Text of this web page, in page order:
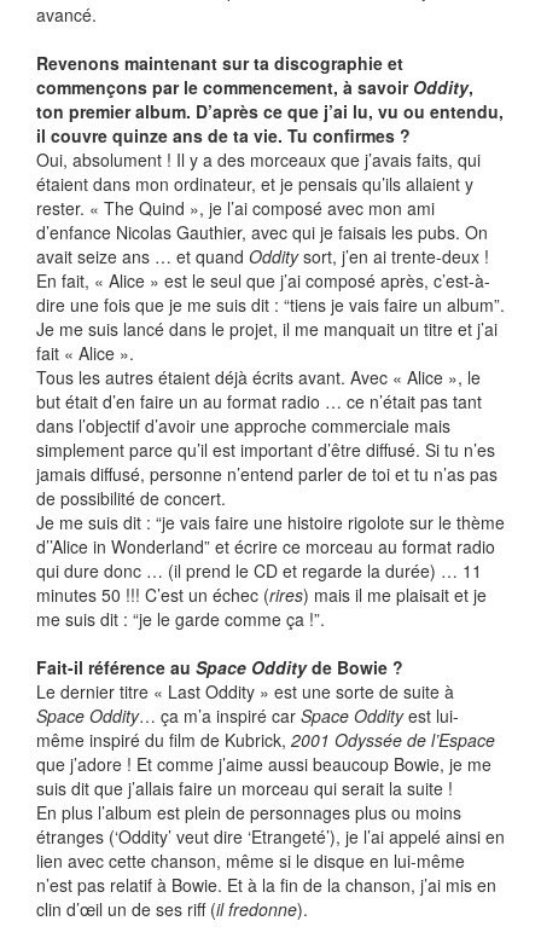
avancé.
Revenons maintenant sur ta discographie et
commençons par le commencement, à savoir Oddity,
ton premier album. D’après ce que j’ai lu, vu ou entendu,
il couvre quinze ans de ta vie. Tu confirmes ?
Oui, absolument ! Il y a des morceaux que j’avais faits, qui
étaient dans mon ordinateur, et je pensais qu’ils allaient y
rester. « The Quind », je l’ai composé avec mon ami
d’enfance Nicolas Gauthier, avec qui je faisais les pubs. On
avait seize ans … et quand Odditysort, j’en ai trente-deux !
En fait, « Alice » est le seul que j’ai composé après, c’est-à-
dire une fois que je me suis dit : “tiens je vais faire un album”.
Je me suis lancé dans le projet, il me manquait un titre et j’ai
fait « Alice ».
Tous les autres étaient déjà écrits avant. Avec « Alice », le
but était d’en faire un au format radio … ce n’était pas tant
dans l’objectif d’avoir une approche commerciale mais
simplement parce qu’il est important d’être diffusé. Si tu n’es
jamais diffusé, personne n’entend parler de toi et tu n’as pas
de possibilité de concert.
Je me suis dit : “je vais faire une histoire rigolote sur le thème
d’’Alice in Wonderland” et écrire ce morceau au format radio
qui dure donc … (il prend le CD et regarde la durée) … 11
minutes 50 !!! C’est un échec (rires) mais il me plaisait et je
me suis dit : “je le garde comme ça !”.
Fait-il référence au Space Oddityde Bowie ?
Le dernier titre « Last Oddity » est une sorte de suite à
Space Oddity… ça m’a inspiré car Space Oddityest lui-
même inspiré du film de Kubrick, 2001 Odyssée de l’Espace
que j’adore ! Et comme j’aime aussi beaucoup Bowie, je me
suis dit que j’allais faire un morceau qui serait la suite !
En plus l’album est plein de personnages plus ou moins
étranges (‘Oddity’ veut dire ‘Etrangeté’), je l’ai appelé ainsi en
lien avec cette chanson, même si le disque en lui-même
n’est pas relatif à Bowie. Et à la fin de la chanson, j’ai mis en
clin d’œil un de ses riff (il fredonne).